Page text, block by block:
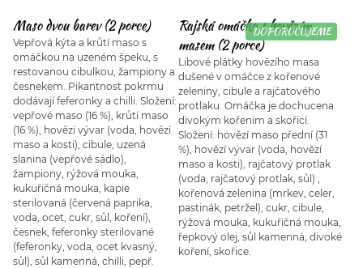
Maso dvou barev (2 porce)
Vepřová kýta a krůtí maso s
omáčkou na uzeném špeku, s
restovanou cibulkou, žampiony a
česnekem. Pikantnost pokrmu
dodávají feferonky a chilli. Složení:
vepřové maso (16 %), krůtí maso
(16 %), hovězí vývar (voda, hovězí
maso a kosti), cibule, uzená
slanina (vepřové sádlo),
žampiony, rýžová mouka,
kukuřičná mouka, kapie
sterilovaná (červená paprika,
voda, ocet, cukr, sůl, koření),
česnek, feferonky sterilované
(feferonky, voda, ocet kvasný,
sůl), sůl kamenná, chilli, pepř.
DOPORUČUJEME
Rajská omáčka s hovězím
masem (2 porce)
Libové plátky hovězího masa
dušené v omáčce z kořenové
zeleniny, cibule a rajčatového
protlaku. Omáčka je dochucena
divokým kořením a skořicí.
Složení: hovězí maso přední (31
%), hovězí vývar (voda, hovězí
maso a kosti), rajčatový protlak
(voda, rajčatový protlak, sůl) ,
kořenová zelenina (mrkev, celer,
pastinák, petržel), cukr, cibule,
rýžová mouka, kukuřičná mouka,
řepkový olej, sůl kamenná, divoké
koření, skořice.